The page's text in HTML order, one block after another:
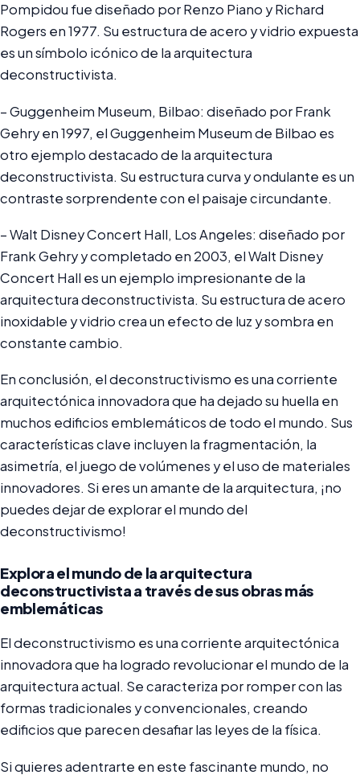
Pompidou fue diseñado por Renzo Piano y Richard
Rogers en 1977. Su estructura de acero y vidrio expuesta
es un símbolo icónico de la arquitectura
deconstructivista.
– Guggenheim Museum, Bilbao: diseñado por Frank
Gehry en 1997, el Guggenheim Museum de Bilbao es
otro ejemplo destacado de la arquitectura
deconstructivista. Su estructura curva y ondulante es un
contraste sorprendente con el paisaje circundante.
– Walt Disney Concert Hall, Los Angeles: diseñado por
Frank Gehry y completado en 2003, el Walt Disney
Concert Hall es un ejemplo impresionante de la
arquitectura deconstructivista. Su estructura de acero
inoxidable y vidrio crea un efecto de luz y sombra en
constante cambio.
En conclusión, el deconstructivismo es una corriente
arquitectónica innovadora que ha dejado su huella en
muchos edificios emblemáticos de todo el mundo. Sus
características clave incluyen la fragmentación, la
asimetría, el juego de volúmenes y el uso de materiales
innovadores. Si eres un amante de la arquitectura, ¡no
puedes dejar de explorar el mundo del
deconstructivismo!
Explora el mundo de la arquitectura
deconstructivista a través de sus obras más
emblemáticas
El deconstructivismo es una corriente arquitectónica
innovadora que ha logrado revolucionar el mundo de la
arquitectura actual. Se caracteriza por romper con las
formas tradicionales y convencionales, creando
edificios que parecen desafiar las leyes de la física.
Si quieres adentrarte en este fascinante mundo, no